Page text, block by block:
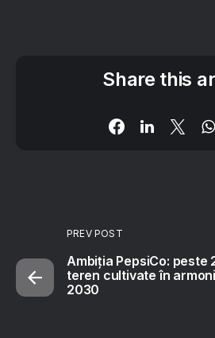
Share this
PREV POST
Ambiția PepsiCo: peste
teren cultivate în
2030